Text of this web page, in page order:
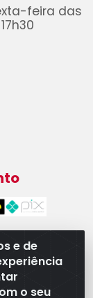
e de
o seu
feira das
- CNPJ
- Parque
660